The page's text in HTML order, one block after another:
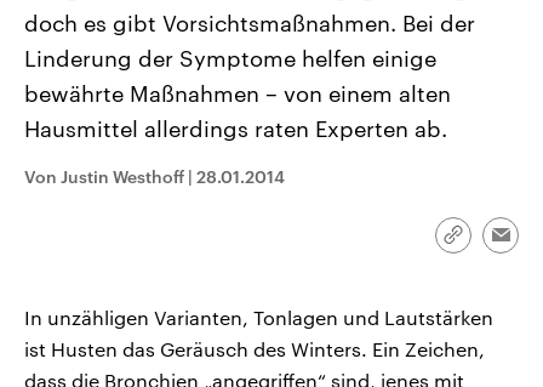
Landtagswahl Sachsen-Anhalt
2026
Alle Informationen
Sachsen-Anhalt wählt am 6.
September 2026 einen neuen
Landtag. Seit 2021 wird das
Bundesland von einer Koalition aus
CDU, SPD und FDP regiert.-
USA
Aktuelle Beiträge,
Hintergründe
Wirtschaftlich und
gehören die Vereinigten
den mächtigsten Ländern
doch es gibt Vorsichtsmaßnahmen. Bei der
Linderung der Symptome helfen einige
bewährte Maßnahmen – von einem alten
Hausmittel allerdings raten Experten ab.
Von Justin Westhoff | 28.01.2014
Link
In unzähligen Varianten, Tonlagen und Lautstärken
ist Husten das Geräusch des Winters. Ein Zeichen,
dass die Bronchien „angegriffen“ sind, jenes mit